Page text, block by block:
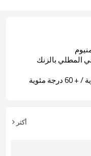
المطلي بالزنك
أكثر